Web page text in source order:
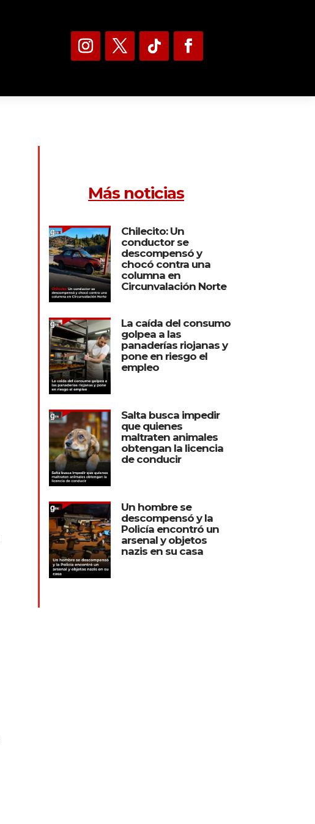
Más noticias
Chilecito: Un
conductor se
descompensó y
chocó contra una
columna en
Circunvalación Norte
La caída del consumo
golpea a las
panaderías riojanas y
pone en riesgo el
empleo
Salta busca impedir
que quienes
maltraten animales
obtengan la licencia
de conducir
Un hombre se
descompensó y la
Policía encontró un
arsenal y objetos
nazis en su casa